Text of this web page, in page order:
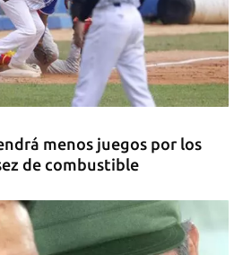
internacional de
29 países, entre ellos
menos juegos por los
de combustible